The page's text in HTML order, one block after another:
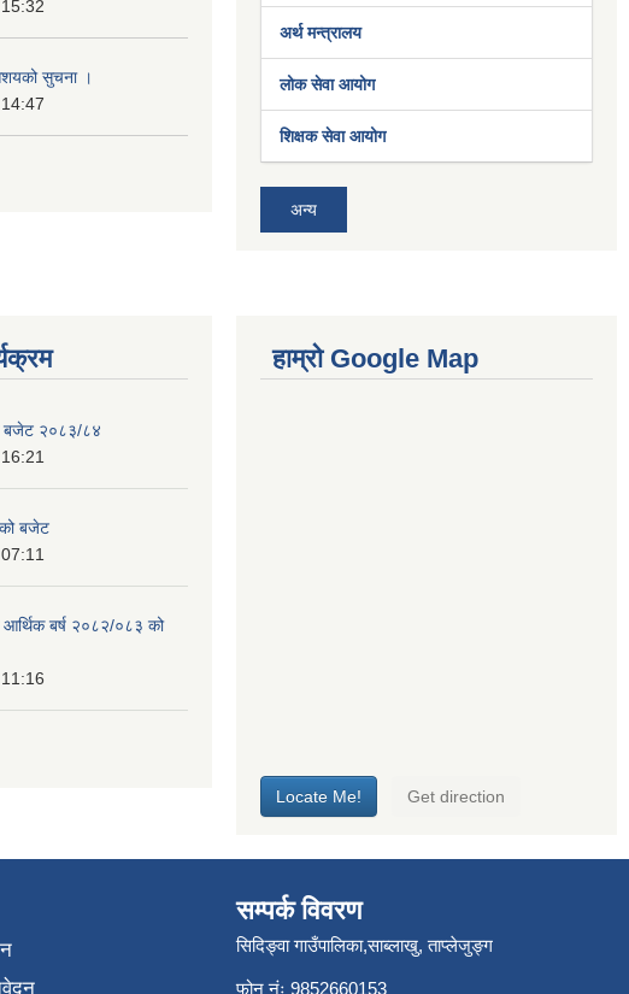
सुचना ।
अर्थ मन्त्रालय
लोक सेवा आयोग
शिक्षक सेवा आयोग
अन्य
बजेट २०८३/८४
बजेट
आर्थिक बर्ष २०८२/०८३ को
हाम्रो Google Map
सम्पर्क विवरण
सिदिङ्वा गाउँपालिका,साब्लाखु, ताप्लेजुङ्ग
फोन नंः 9852660153